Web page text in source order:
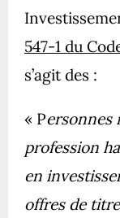
547-1 du
s’agit des :
« Personnes
profession
en
offres de